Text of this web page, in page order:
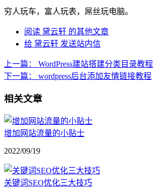
穷人玩车，富人玩表，屌丝玩电脑。
阅读 黛云轩 的其他文章
给 黛云轩 发送站内信
上一篇：
WordPress建站搭建分类目录教程
下一篇：
wordpress后台添加友情链接教程
相关文章
增加网站流量的小贴士
2022/09/19
关键词SEO优化三大技巧